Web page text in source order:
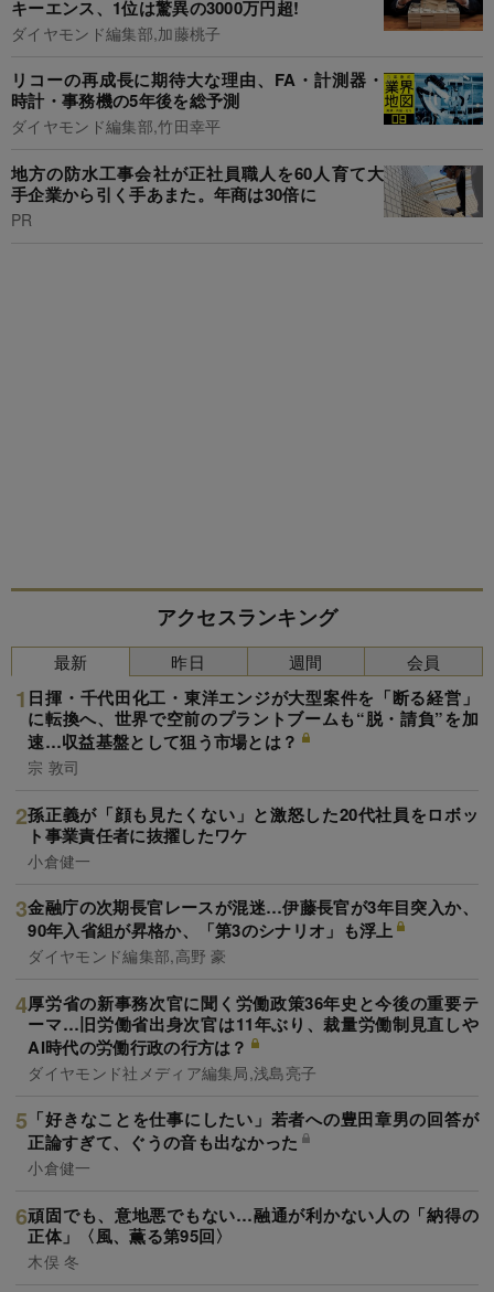
キーエンス、1位は驚異の3000万円超!
ダイヤモンド編集部,加藤桃子
リコーの再成長に期待大な理由、FA・計測器・
時計・事務機の5年後を総予測
ダイヤモンド編集部,竹田幸平
地方の防水工事会社が正社員職人を60人育て大
手企業から引く手あまた。年商は30倍に
PR
アクセスランキング
最新
日揮・千代田化工・東洋エンジが大型案件を「断る経営」
に転換へ、世界で空前のプラントブームも“脱・請負”を加
速…収益基盤として狙う市場とは？
宗 敦司
孫正義が「顔も見たくない」と激怒した20代社員をロボッ
ト事業責任者に抜擢したワケ
小倉健一
金融庁の次期長官レースが混迷…伊藤長官が3年目突入か、
90年入省組が昇格か、「第3のシナリオ」も浮上
ダイヤモンド編集部,高野 豪
厚労省の新事務次官に聞く労働政策36年史と今後の重要テ
ーマ…旧労働省出身次官は11年ぶり、裁量労働制見直しや
AI時代の労働行政の行方は？
ダイヤモンド社メディア編集局,浅島亮子
「好きなことを仕事にしたい」若者への豊田章男の回答が
正論すぎて、ぐうの音も出なかった
小倉健一
頑固でも、意地悪でもない…融通が利かない人の「納得の
正体」〈風、薫る第95回〉
木俣 冬
昨日 週間 会員